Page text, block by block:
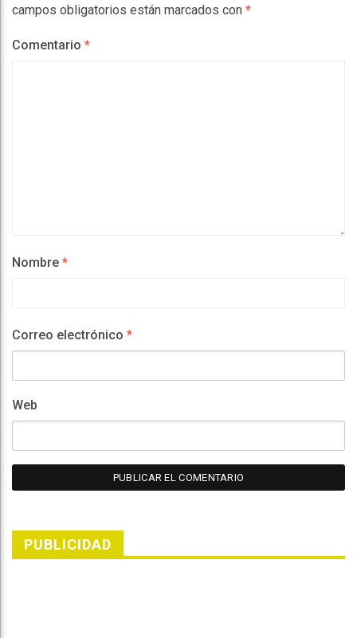
campos obligatorios están marcados con *
Comentario *
Nombre *
Correo electrónico *
Web
PUBLICIDAD